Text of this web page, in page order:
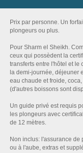
Prix ​​par personne. Un
plongeurs ou plus.
Pour Sharm el Sheikh.
ceux qui possèdent la
transferts entre l'hôtel et le
la demi-journée, déjeuner
eau chaude et froide,
(d'autres boissons sont
Un guide privé est requis
les plongeurs avec
de 12 mètres.
Non inclus: l'assurance
ou à l'aube, extras et